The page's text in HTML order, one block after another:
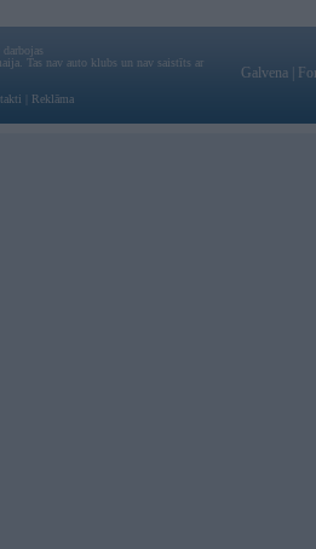
Tas nav auto klubs un nav saistīts ar
Reklāma
Galvena